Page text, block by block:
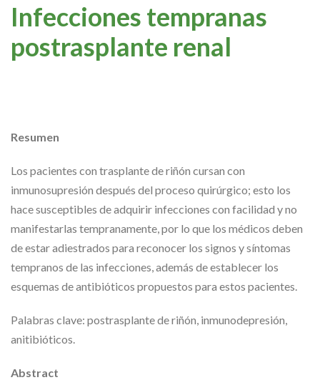
Infecciones tempranas
postrasplante renal
Resumen
Los pacientes con trasplante de riñón cursan con
inmunosupresión después del proceso quirúrgico; esto los
hace susceptibles de adquirir infecciones con facilidad y no
manifestarlas tempranamente, por lo que los médicos deben
de estar adiestrados para reconocer los signos y síntomas
tempranos de las infecciones, además de establecer los
esquemas de antibióticos propuestos para estos pacientes.
Palabras clave: postrasplante de riñón, inmunodepresión,
anitibióticos.
Abstract